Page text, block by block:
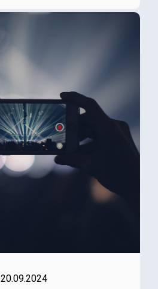
20.09.2024